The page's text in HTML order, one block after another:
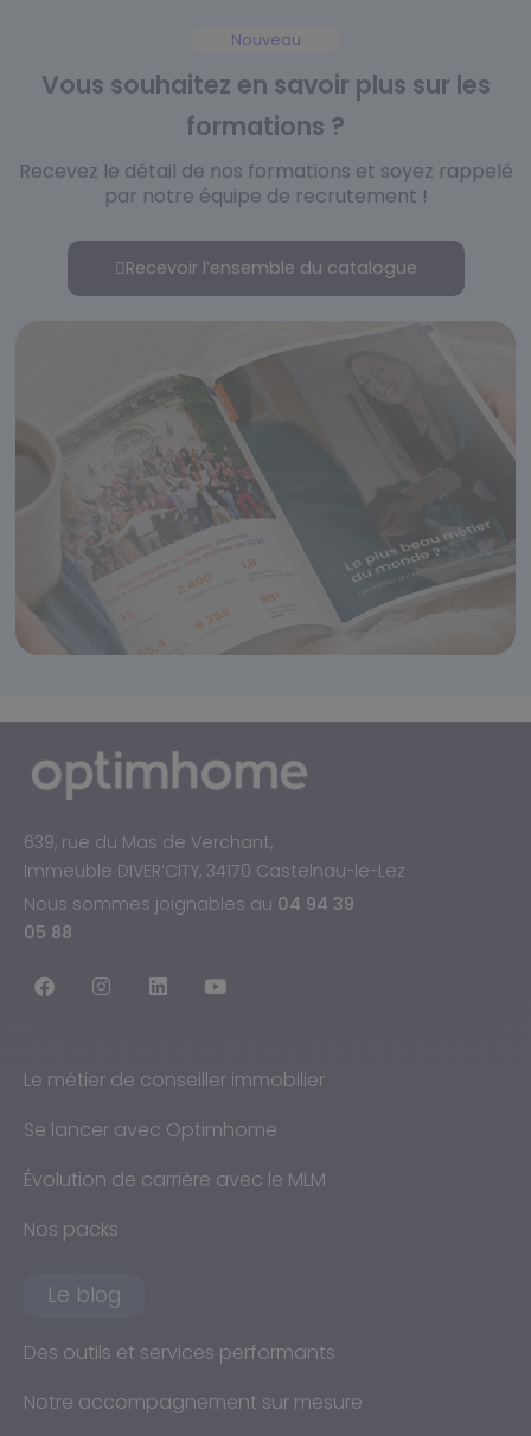
Nouveau
Vous souhaitez en savoir plus sur les
formations ?
Recevez le détail de nos formations et soyez rappelé
par notre équipe de recrutement !
Recevoir l’ensemble du catalogue
639, rue du Mas de Verchant,
Immeuble DIVER’CITY, 34170 Castelnau-le-Lez
Nous sommes joignables au 04 94 39
05 88
Le métier de conseiller immobilier
Se lancer avec Optimhome
Évolution de carrière avec le MLM
Nos packs
Le blog
Des outils et services performants
Notre accompagnement sur mesure